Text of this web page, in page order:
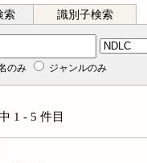
索 識別子検索
のみ ジャンルのみ
1 - 5 件目